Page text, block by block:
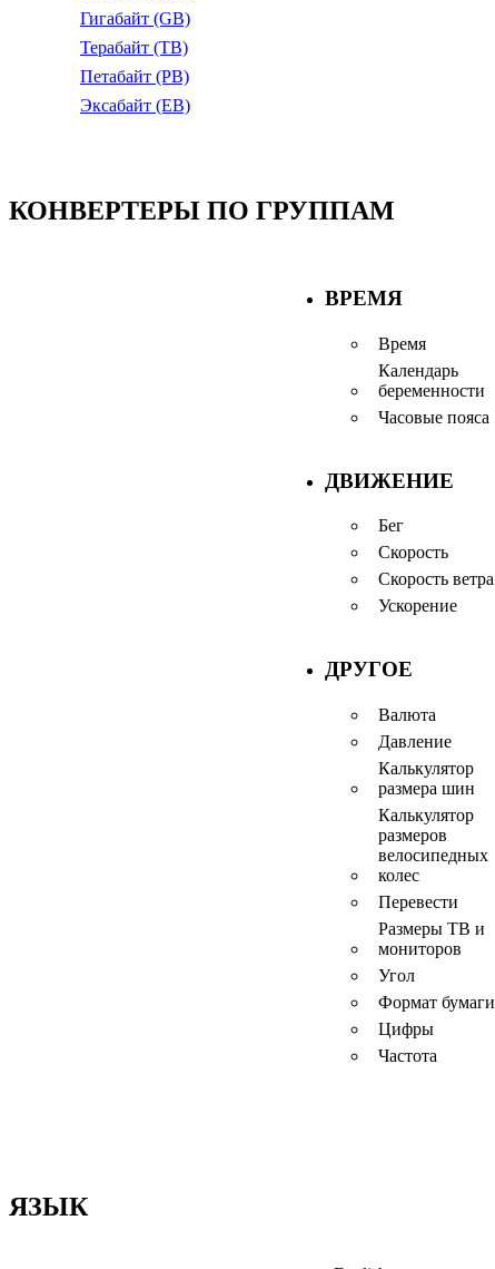
Гигабайт (GB)
Терабайт (TB)
Петабайт (PB)
Эксабайт (EB)
КОНВЕРТЕРЫ ПО ГРУППАМ
ВРЕМЯ
Время
Календарь
беременности
Часовые пояса
ДВИЖЕНИЕ
Бег
Скорость
Скорость ветра
Ускорение
ДРУГОЕ
Валюта
Давление
Калькулятор
размера шин
Калькулятор
размеров
велосипедных
колес
Перевести
Размеры ТВ и
мониторов
Угол
Формат бумаги
Цифры
Частота
ЯЗЫК